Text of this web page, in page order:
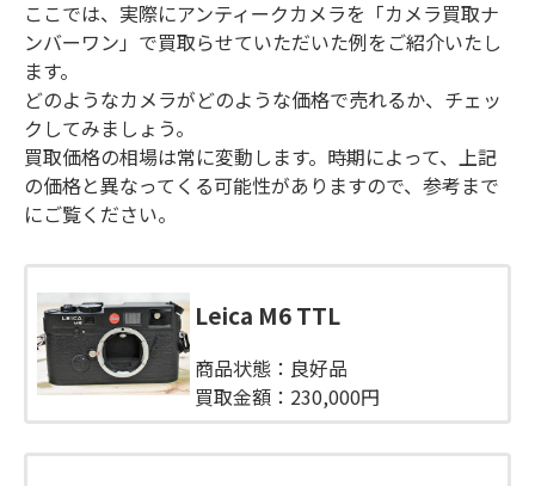
ここでは、実際にアンティークカメラを「カメラ買取ナ
ンバーワン」で買取らせていただいた例をご紹介いたし
ます。
どのようなカメラがどのような価格で売れるか、チェッ
クしてみましょう。
買取価格の相場は常に変動します。時期によって、上記
の価格と異なってくる可能性がありますので、参考まで
にご覧ください。
Leica M6 TTL
商品状態：良好品
買取金額：230,000円